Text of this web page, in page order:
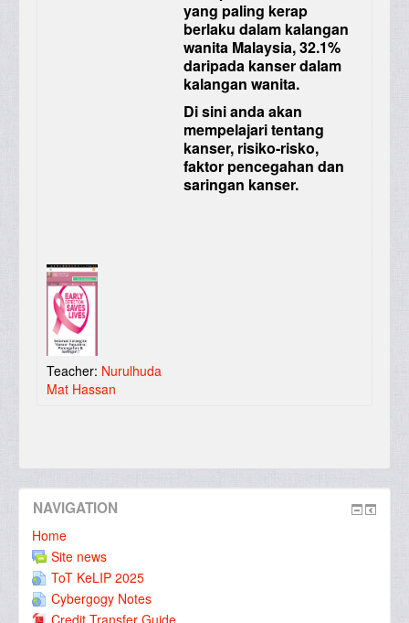
yang paling kerap
berlaku dalam kalangan
wanita Malaysia, 32.1%
daripada kanser dalam
kalangan wanita.
Di sini anda akan
mempelajari tentang
kanser, risiko-risko,
faktor pencegahan dan
saringan kanser.
Teacher: Nurulhuda
Mat Hassan
NAVIGATION
Home
Site news
ToT KeLIP 2025
Cybergogy Notes
Credit Transfer Guide